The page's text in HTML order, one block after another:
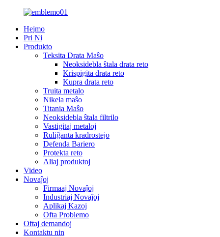
Hejmo
Pri Ni
Produkto
Teksita Drata Maŝo
Neoksidebla ŝtala drata reto
Krispigita drata reto
Kupra drata reto
Truita metalo
Nikela maŝo
Titania Maŝo
Neoksidebla ŝtala filtrilo
Vastigitaj metaloj
Ruliĝanta kradrostejo
Defenda Bariero
Protekta reto
Aliaj produktoj
Video
Novaĵoj
Firmaaj Novaĵoj
Industriaj Novaĵoj
Aplikaj Kazoj
Ofta Problemo
Oftaj demandoj
Kontaktu nin